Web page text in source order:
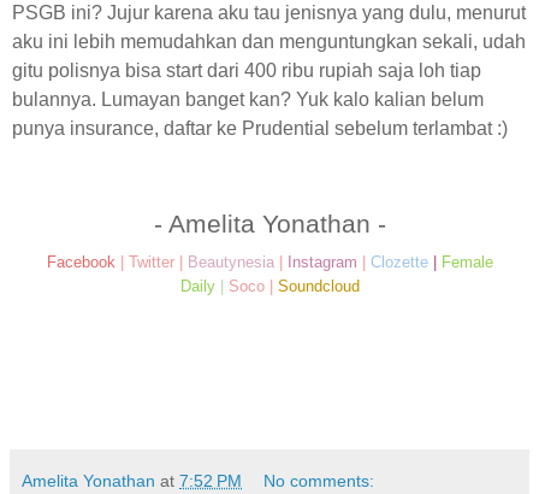
PSGB ini? Jujur karena aku tau jenisnya yang dulu, menurut
aku ini lebih memudahkan dan menguntungkan sekali, udah
gitu polisnya bisa start dari 400 ribu rupiah saja loh tiap
bulannya. Lumayan banget kan? Yuk kalo kalian belum
punya insurance, daftar ke Prudential sebelum terlambat :)
- Amelita Yonathan -
Facebook | Twitter| Beautynesia| Instagram | Clozette| Female
Daily| Soco | Soundcloud
Amelita Yonathan at 7:52 PM No comments: